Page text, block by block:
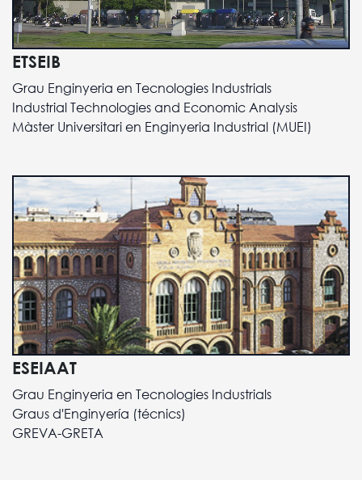
ETSEIB
Grau Enginyeria en Tecnologies Industrials
Industrial Technologies and Economic Analysis
Màster Universitari en Enginyeria Industrial (MUEI)
ESEIAAT
Grau Enginyeria en Tecnologies Industrials
Graus d'Enginyería (técnics)
GREVA-GRETA